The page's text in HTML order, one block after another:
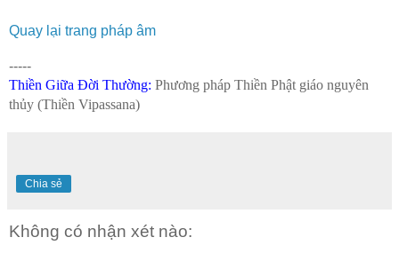
Quay lại trang pháp âm
-----
Thiền Giữa Đời Thường: Phương pháp Thiền Phật giáo nguyên
thủy (Thiền Vipassana)
Chia sẻ
Không có nhận xét nào: